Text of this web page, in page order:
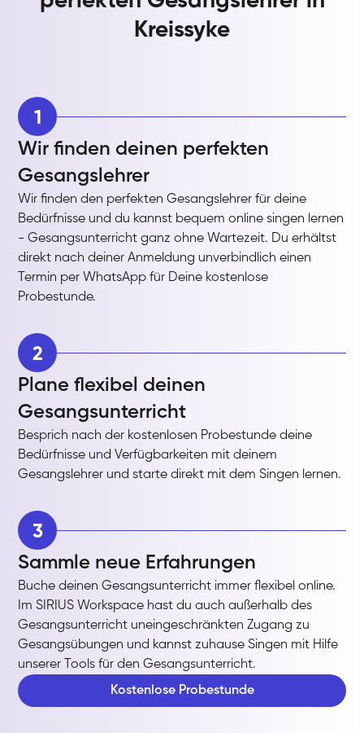
Kreissyke
1
Wir finden deinen perfekten
Gesangslehrer
Wir finden den perfekten Gesangslehrer für deine
Bedürfnisse und du kannst bequem online singen lernen
- Gesangsunterricht ganz ohne Wartezeit. Du erhältst
direkt nach deiner Anmeldung unverbindlich einen
Termin per WhatsApp für Deine kostenlose
Probestunde.
2
Plane flexibel deinen
Gesangsunterricht
Besprich nach der kostenlosen Probestunde deine
Bedürfnisse und Verfügbarkeiten mit deinem
Gesangslehrer und starte direkt mit dem Singen lernen.
3
Sammle neue Erfahrungen
Buche deinen Gesangsunterricht immer flexibel online.
Im SIRIUS Workspace hast du auch außerhalb des
Gesangsunterricht uneingeschränkten Zugang zu
Gesangsübungen und kannst zuhause Singen mit Hilfe
unserer Tools für den Gesangsunterricht.
Kostenlose Probestunde